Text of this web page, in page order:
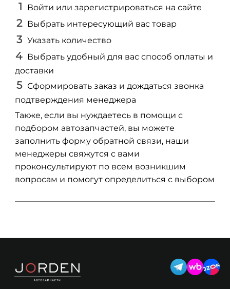
Войти или зарегистрироваться на сайте
Выбрать интересующий вас товар
Указать количество
Выбрать удобный для вас способ оплаты и
доставки
Сформировать заказ и дождаться звонка
подтверждения менеджера
Также, если вы нуждаетесь в помощи с
подбором автозапчастей, вы можете
заполнить форму обратной связи, наши
менеджеры свяжутся с вами
проконсультируют по всем возникшим
вопросам и помогут определиться с выбором